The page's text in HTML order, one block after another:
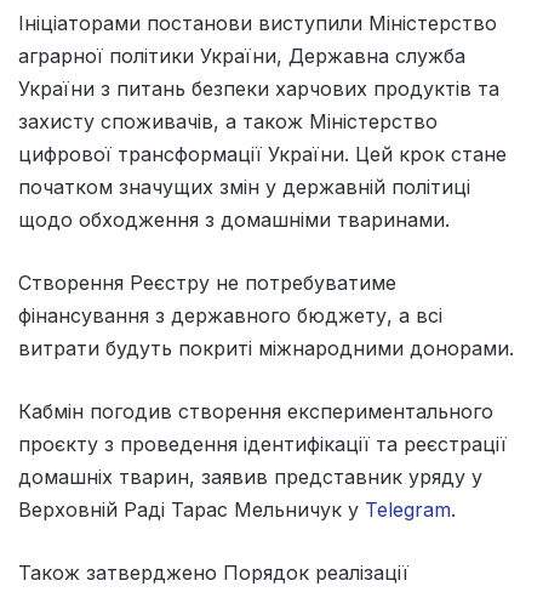
Ініціаторами постанови виступили Міністерство
аграрної політики України, Державна служба
України з питань безпеки харчових продуктів та
захисту споживачів, а також Міністерство
цифрової трансформації України. Цей крок стане
початком значущих змін у державній політиці
щодо обходження з домашніми тваринами.
Створення Реєстру не потребуватиме
фінансування з державного бюджету, а всі
витрати будуть покриті міжнародними донорами.
Кабмін погодив створення експериментального
проєкту з проведення ідентифікації та реєстрації
домашніх тварин, заявив представник уряду у
Верховній Раді Тарас Мельничук у Telegram.
Також затверджено Порядок реалізації